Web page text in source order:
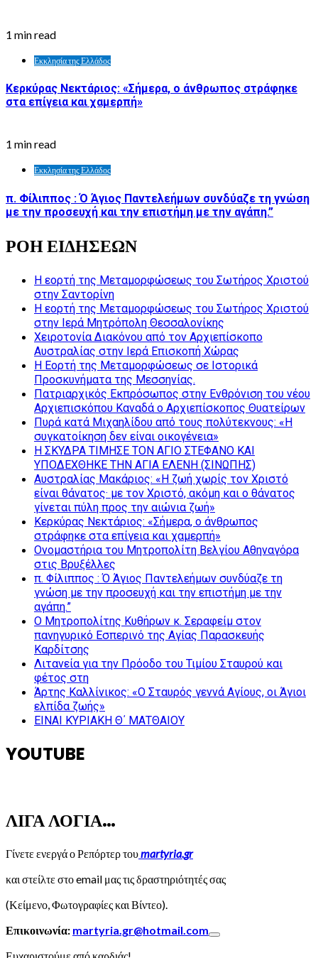
1 min read
Εκκλησία της Ελλάδος
Κερκύρας Νεκτάριος: «Σήμερα, ο άνθρωπος στράφηκε
στα επίγεια και χαμερπή»
1 min read
Εκκλησία της Ελλάδος
π. Φίλιππος : Ό Άγιος Παντελεήμων συνδύαζε τη γνώση
με την προσευχή και την επιστήμη με την αγάπη.”
ΡΟΗ ΕΙΔΗΣΕΩΝ
Η εορτή της Μεταμορφώσεως του Σωτήρος Χριστού
στην Σαντορίνη
Η εορτή της Μεταμορφώσεως του Σωτήρος Χριστού
στην Ιερά Μητρόπολη Θεσσαλονίκης
Χειροτονία Διακόνου από τον Αρχιεπίσκοπο
Αυστραλίας στην Ιερά Επισκοπή Χώρας
Η Εορτή της Μεταμορφώσεως σε Ιστορικά
Προσκυνήματα της Μεσσηνίας.
Πατριαρχικός Εκπρόσωπος στην Ενθρόνιση του νέου
Αρχιεπισκόπου Καναδά ο Αρχιεπίσκοπος Θυατείρων
Πυρά κατά Μιχαηλίδου από τους πολύτεκνους: «Η
συγκατοίκηση δεν είναι οικογένεια»
Η ΣΚΥΔΡΑ ΤΙΜΗΣΕ ΤΟΝ ΑΓΙΟ ΣΤΕΦΑΝΟ ΚΑΙ
ΥΠΟΔΕΧΘΗΚΕ ΤΗΝ ΑΓΙΑ ΕΛΕΝΗ (ΣΙΝΩΠΗΣ)
Αυστραλίας Μακάριος: «Η ζωή χωρίς τον Χριστό
είναι θάνατος· με τον Χριστό, ακόμη και ο θάνατος
γίνεται πύλη προς την αιώνια ζωή»
Κερκύρας Νεκτάριος: «Σήμερα, ο άνθρωπος
στράφηκε στα επίγεια και χαμερπή»
Ονομαστήρια του Μητροπολίτη Βελγίου Αθηναγόρα
στις Βρυξέλλες
π. Φίλιππος : Ό Άγιος Παντελεήμων συνδύαζε τη
γνώση με την προσευχή και την επιστήμη με την
αγάπη.”
Ο Μητροπολίτης Κυθήρων κ. Σεραφείμ στον
πανηγυρικό Εσπερινό της Αγίας Παρασκευής
Καρδίτσης
Λιτανεία για την Πρόοδο του Τιμίου Σταυρού και
φέτος στη
Άρτης Καλλίνικος: «Ο Σταυρός γεννά Αγίους, οι Άγιοι
ελπίδα ζωής»
ΕΙΝΑΙ ΚΥΡΙΑΚΗ Θ΄ ΜΑΤΘΑΙΟΥ
YOUTUBE
ΛΙΓΑ ΛΟΓΙΑ…
Γίνετε ενεργά ο Ρεπόρτερ τουmartyria.gr
και στείλτε στο email μας τις δραστηριότητές σας
(Κείμενο, Φωτογραφίες και Βίντεο).
Επικοινωνία: martyria.gr@hotmail.com